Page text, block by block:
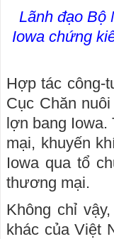
Lãnh đạo Bộ
Iowa chứng
Hợp tác công-
Cục Chăn
lợn bang Iowa.
mại, khuyến
Iowa qua tổ
thương mại.
Không chỉ
khác của Việt